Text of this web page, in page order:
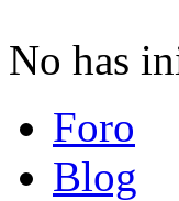
No has
Foro
Blog